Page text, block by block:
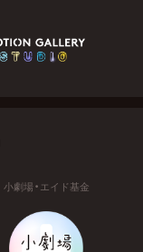
小劇場・エイド基金